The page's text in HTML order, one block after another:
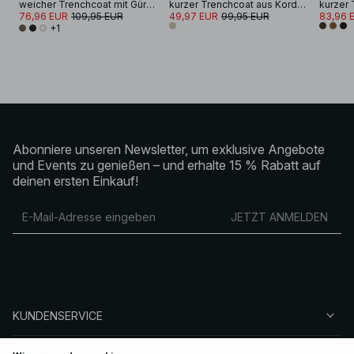
weicher Trenchcoat mit Gürtel
76,96 EUR 109,95 EUR
+1
kurzer Trenchcoat aus Kord mit Kragen
49,97 EUR 99,95 EUR 83,96
Abonniere unseren Newsletter, um exklusive Angebote
und Events zu genießen – und erhalte 15 % Rabatt auf
deinen ersten Einkauf!
JETZT ANMELDEN
KUNDENSERVICE